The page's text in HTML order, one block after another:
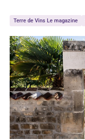
Terre de Vins Le magazine